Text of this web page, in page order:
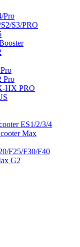
Pro
S3/PRO
Pro
HX PRO
ES1/2/3/4
Max
F25/F30/F40
G2